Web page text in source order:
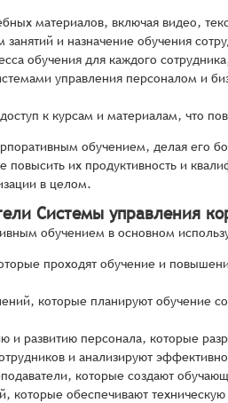
материалов, включая видео,
и назначение обучения
обучения для каждого
управления персоналом и
к курсам и материалам, что
обучением, делая его
повысить их продуктивность и
в целом.
Системы управления
обучением в основном
проходят обучение и
которые планируют обучение
и развитию персонала, которые
и анализируют
которые создают
которые обеспечивают